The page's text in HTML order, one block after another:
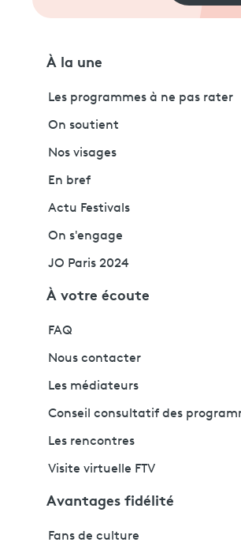
À la une
Les programmes à ne pas rater
On soutient
Nos visages
En bref
Actu Festivals
On s'engage
JO Paris 2024
À votre écoute
FAQ
Nous contacter
Les médiateurs
Conseil consultatif des
Les rencontres
Visite virtuelle FTV
Avantages fidélité
Fans de culture